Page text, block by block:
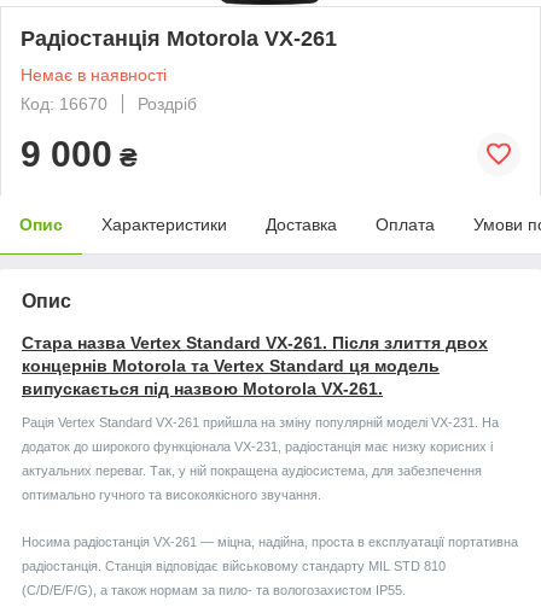
Радіостанція Motorola VX-261
Немає в наявності
Код: 16670
Роздріб
9 000 ₴
Опис Характеристики Доставка Оплата Умови
Опис
Стара назва Vertex Standard VX-261. Після злиття двох
концернів Motorola та Vertex Standard ця модель
випускається під назвою Motorola VX-261.
Рація Vertex Standard VX-261 прийшла на зміну популярній моделі VX-231. На
додаток до широкого функціонала VX-231, радіостанція має низку корисних і
актуальних переваг. Так, у ній покращена аудіосистема, для забезпечення
оптимально гучного та високоякісного звучання.
Носима радіостанція VX-261 — міцна, надійна, проста в експлуатації портативна
радіостанція. Станція відповідає військовому стандарту MIL STD 810
(C/D/E/F/G), а також нормам за пило- та вологозахистом IP55.